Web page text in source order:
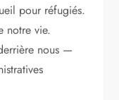
pour réfugiés.
notre vie.
nous —